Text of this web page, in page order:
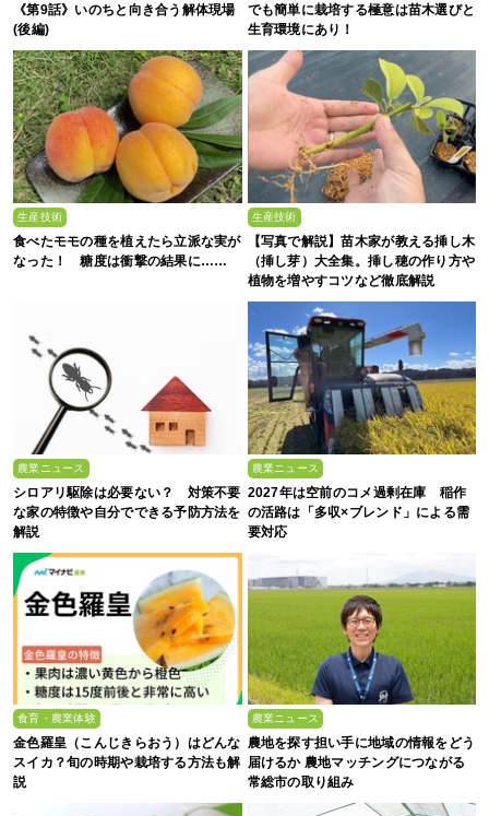
《第9話》いのちと向き合う解体現場
(後編)
でも簡単に栽培する極意は苗木選びと
生育環境にあり！
生産技術
食べたモモの種を植えたら立派な実が
なった！ 糖度は衝撃の結果に……
生産技術
【写真で解説】苗木家が教える挿し木
（挿し芽）大全集。挿し穂の作り方や
植物を増やすコツなど徹底解説
農業ニュース
シロアリ駆除は必要ない？ 対策不要
な家の特徴や自分でできる予防方法を
解説
農業ニュース
2027年は空前のコメ過剰在庫 稲作
の活路は「多収×ブレンド」による需
要対応
食育・農業体験
金色羅皇（こんじきらおう）はどんな
スイカ？旬の時期や栽培する方法も解
説
農業ニュース
農地を探す担い手に地域の情報をどう
届けるか 農地マッチングにつながる
常総市の取り組み